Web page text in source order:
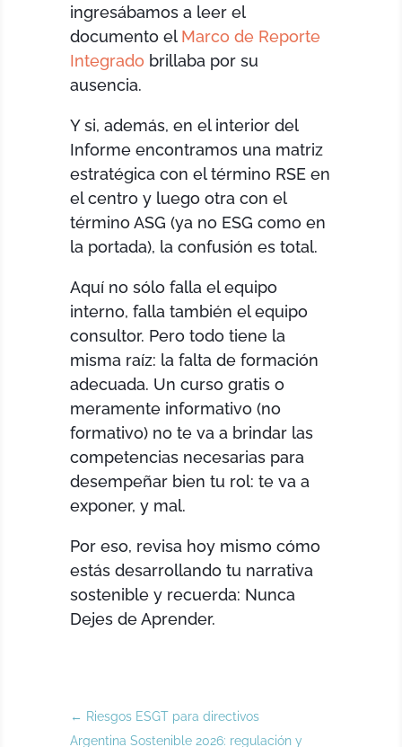
ingresábamos a leer el
documento el Marco de Reporte
Integrado brillaba por su
ausencia.
Y si, además, en el interior del
Informe encontramos una matriz
estratégica con el término RSE en
el centro y luego otra con el
término ASG (ya no ESG como en
la portada), la confusión es total.
Aquí no sólo falla el equipo
interno, falla también el equipo
consultor. Pero todo tiene la
misma raíz: la falta de formación
adecuada. Un curso gratis o
meramente informativo (no
formativo) no te va a brindar las
competencias necesarias para
desempeñar bien tu rol: te va a
exponer, y mal.
Por eso, revisa hoy mismo cómo
estás desarrollando tu narrativa
sostenible y recuerda: Nunca
Dejes de Aprender.
← Riesgos ESGT para directivos
Argentina Sostenible 2026: regulación y